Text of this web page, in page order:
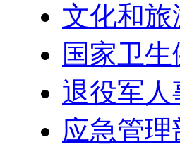
文化和旅
国家卫
退役军人
应急管理